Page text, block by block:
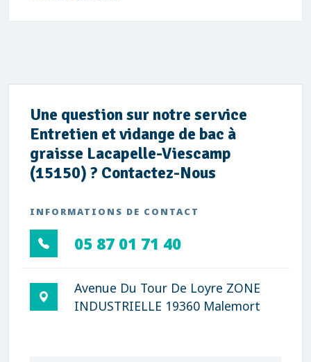
Une question sur notre service
Entretien et vidange de bac à
graisse Lacapelle-Viescamp
(15150) ? Contactez-Nous
INFORMATIONS DE CONTACT
05 87 01 71 40
Avenue Du Tour De Loyre ZONE
INDUSTRIELLE 19360 Malemort